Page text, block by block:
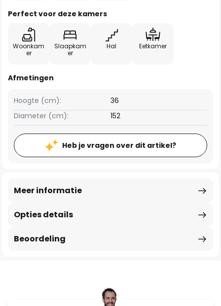
Perfect voor deze kamers
Woonkam
er
Slaapkam
er
Hal Eetkamer
Afmetingen
Hoogte (cm):
36
Diameter (cm):
152
Heb je vragen over dit artikel?
Opties details
Meer informatie
Beoordeling